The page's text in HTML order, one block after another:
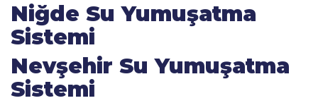
Niğde Su Yumuşatma
Sistemi
Nevşehir Su Yumuşatma
Sistemi